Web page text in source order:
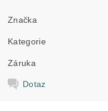
Značka
Kategorie
Záruka
Dotaz